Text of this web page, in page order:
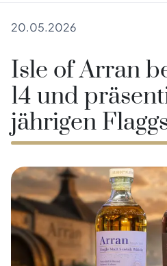
20.05.2026
Isle of Arran
14 und
jährigen